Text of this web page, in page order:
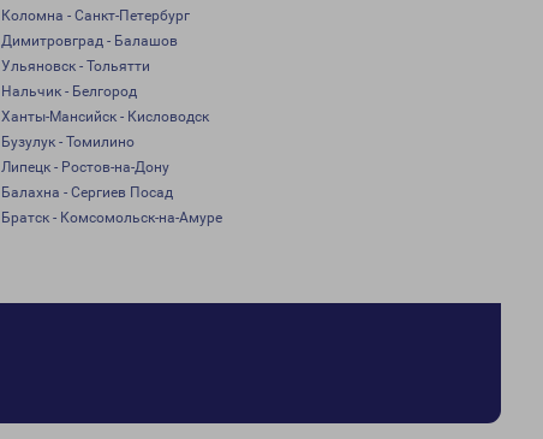
Коломна - Санкт-Петербург
Димитровград - Балашов
Ульяновск - Тольятти
Нальчик - Белгород
Ханты-Мансийск - Кисловодск
Бузулук - Томилино
Липецк - Ростов-на-Дону
Балахна - Сергиев Посад
Братск - Комсомольск-на-Амуре